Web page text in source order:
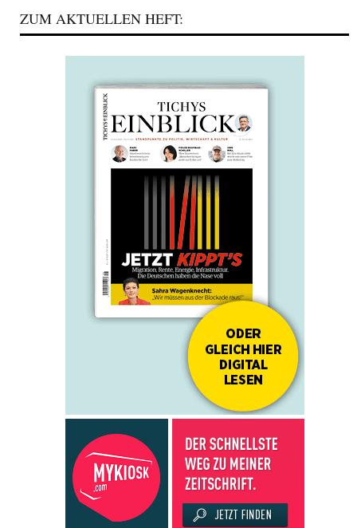
ZUM AKTUELLEN HEFT: